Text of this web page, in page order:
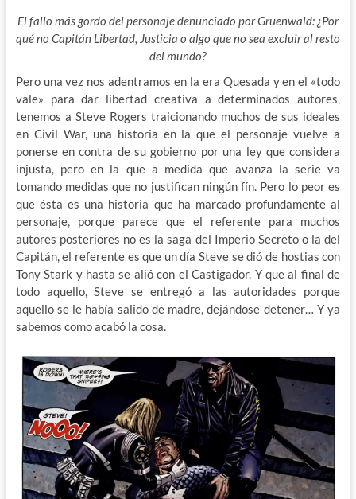
El fallo más gordo del personaje denunciado por Gruenwald: ¿Por
qué no Capitán Libertad, Justicia o algo que no sea excluir al resto
del mundo?
Pero una vez nos adentramos en la era Quesada y en el «todo
vale» para dar libertad creativa a determinados autores,
tenemos a Steve Rogers traicionando muchos de sus ideales
en Civil War, una historia en la que el personaje vuelve a
ponerse en contra de su gobierno por una ley que considera
injusta, pero en la que a medida que avanza la serie va
tomando medidas que no justifican ningún fín. Pero lo peor es
que ésta es una historia que ha marcado profundamente al
personaje, porque parece que el referente para muchos
autores posteriores no es la saga del Imperio Secreto o la del
Capitán, el referente es que un día Steve se dió de hostias con
Tony Stark y hasta se alió con el Castigador. Y que al final de
todo aquello, Steve se entregó a las autoridades porque
aquello se le había salido de madre, dejándose detener… Y ya
sabemos como acabó la cosa.